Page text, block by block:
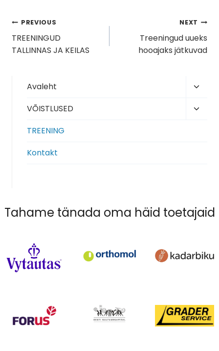
Navigeerimine
PREVIOUS
TREENINGUD
TALLINNAS JA KEILAS
NEXT
Treeningud uueks
hooajaks jätkuvad
Avaleht
menu
VÕISTLUSED
TREENING
Kontakt
Tahame tänada oma häid toetajaid